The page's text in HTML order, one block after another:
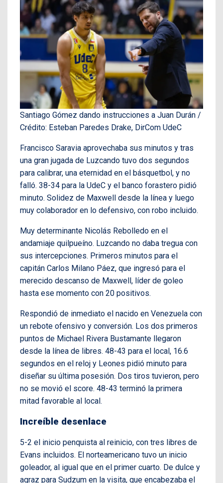
Santiago Gómez dando instrucciones a Juan Durán /
Crédito: Esteban Paredes Drake, DirCom UdeC
Francisco Saravia aprovechaba sus minutos y tras
una gran jugada de Luzcando tuvo dos segundos
para calibrar, una eternidad en el básquetbol, y no
falló. 38-34 para la UdeC y el banco forastero pidió
minuto. Solidez de Maxwell desde la línea y luego
muy colaborador en lo defensivo, con robo incluido.
Muy determinante Nicolás Rebolledo en el
andamiaje quilpueíno. Luzcando no daba tregua con
sus intercepciones. Primeros minutos para el
capitán Carlos Milano Páez, que ingresó para el
merecido descanso de Maxwell, líder de goleo
hasta ese momento con 20 positivos.
Respondió de inmediato el nacido en Venezuela con
un rebote ofensivo y conversión. Los dos primeros
puntos de Michael Rivera Bustamante llegaron
desde la línea de libres. 48-43 para el local, 16.6
segundos en el reloj y Leones pidió minuto para
diseñar su última posesión. Dos tiros tuvieron, pero
no se movió el score. 48-43 terminó la primera
mitad favorable al local.
Increíble desenlace
5-2 el inicio penquista al reinicio, con tres libres de
Evans incluidos. El norteamericano tuvo un inicio
goleador, al igual que en el primer cuarto. De dulce y
agraz para Sudzum en la visita, que encabezaba el